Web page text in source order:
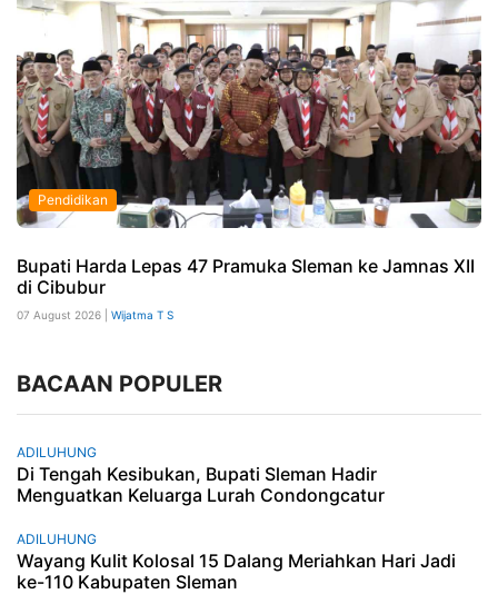
Pendidikan
Bupati Harda Lepas 47 Pramuka Sleman ke Jamnas XII
di Cibubur
07 August 2026 | Wijatma T S
BACAAN POPULER
ADILUHUNG
Di Tengah Kesibukan, Bupati Sleman Hadir
Menguatkan Keluarga Lurah Condongcatur
ADILUHUNG
Wayang Kulit Kolosal 15 Dalang Meriahkan Hari Jadi
ke-110 Kabupaten Sleman